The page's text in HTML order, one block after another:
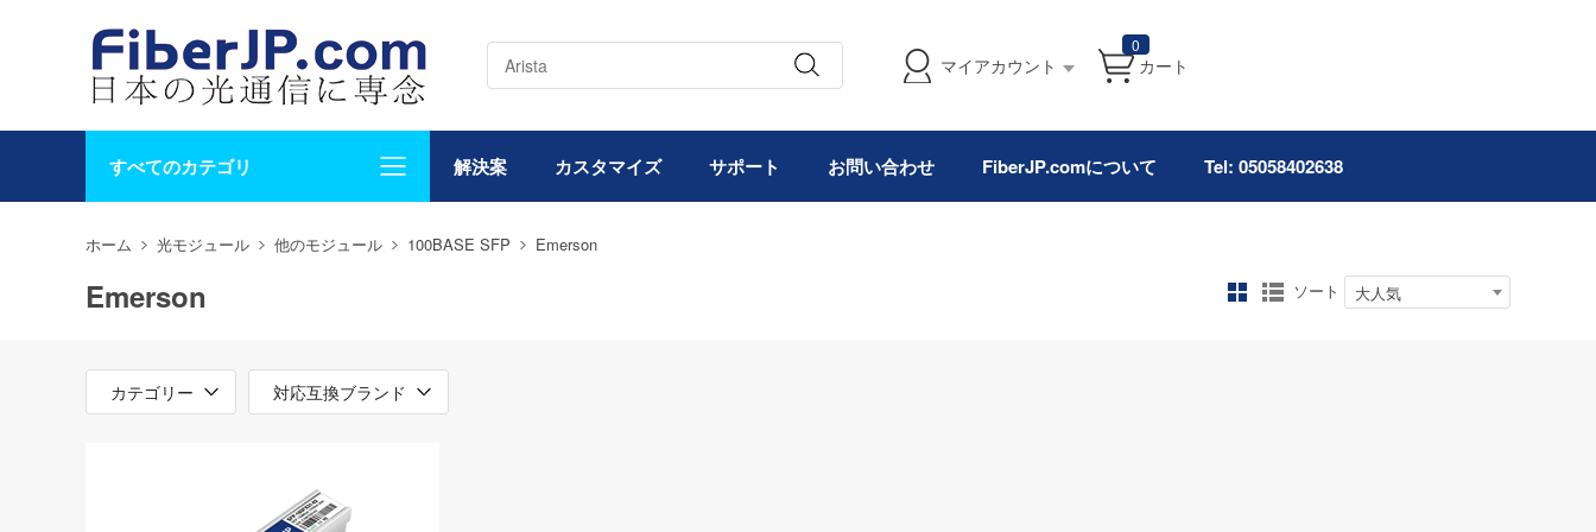
マイアカウント
0
カート
すべてのカテゴリ 解決案 カスタマイズ サポート お問い合わせ FiberJP.comについて Tel: 05058402638
ホーム 光モジュール 他のモジュール 100BASE SFP Emerson
Emerson ソート 大人気
カテゴリー 対応互換ブランド